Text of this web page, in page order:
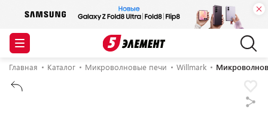
Главная Каталог Микроволновые печи Willmark